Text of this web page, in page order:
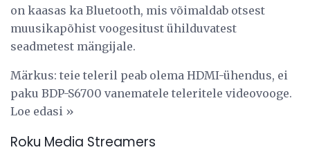
on kaasas ka Bluetooth, mis võimaldab otsest
muusikapõhist voogesitust ühilduvatest
seadmetest mängijale.
Märkus: teie teleril peab olema HDMI-ühendus, ei
paku BDP-S6700 vanematele teleritele videovooge.
Loe edasi »
Roku Media Streamers